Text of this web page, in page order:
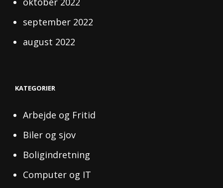
september 2022
august 2022
KATEGORIER
Arbejde og Fritid
Biler og sjov
Boligindretning
Computer og IT